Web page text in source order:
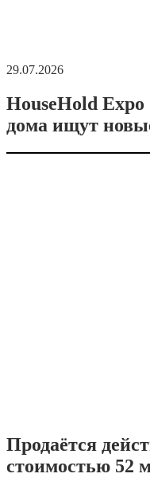
29.07.2026
HouseHold
дома ищут
Продаётся
стоимостью 52